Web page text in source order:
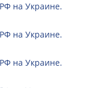
на Украине.
на Украине.
на Украине.